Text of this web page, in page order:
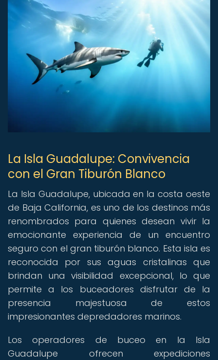
La Isla Guadalupe: Convivencia
con el Gran Tiburón Blanco
La Isla Guadalupe, ubicada en la costa oeste
de Baja California, es uno de los destinos más
renombrados para quienes desean vivir la
emocionante experiencia de un encuentro
seguro con el gran tiburón blanco. Esta isla es
reconocida por sus aguas cristalinas que
brindan una visibilidad excepcional, lo que
permite a los buceadores disfrutar de la
presencia majestuosa de estos
impresionantes depredadores marinos.
Los operadores de buceo en la Isla
Guadalupe ofrecen expediciones